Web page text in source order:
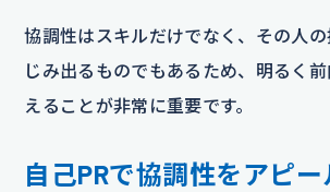
協調性はスキルだけでなく、その人
じみ出るものでもあるため、明るく
えることが非常に重要です。
自己PRで協調性をアピ